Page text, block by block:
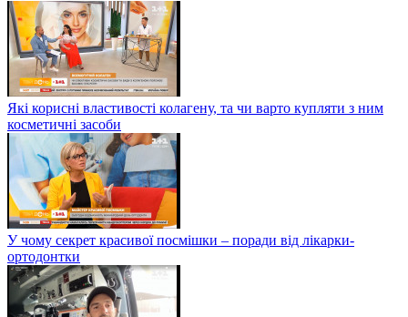
Які корисні властивості колагену, та чи варто купляти з ним
косметичні засоби
У чому секрет красивої посмішки – поради від лікарки-
ортодонтки